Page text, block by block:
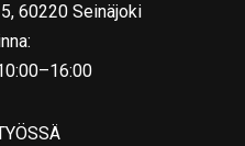
60220 Seinäjoki